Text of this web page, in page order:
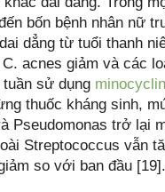
bốn bệnh nhân nữ
dẳng từ tuổi thanh
acnes giảm và các
sử dụng minocyclin
thuốc kháng sinh,
Pseudomonas trở lại
Streptococcus vẫn
so với ban đầu [19].